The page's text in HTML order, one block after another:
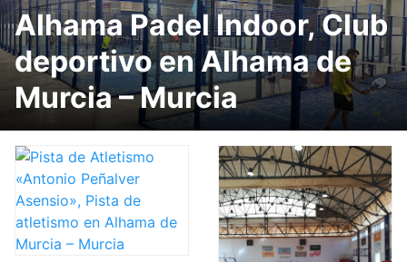
Alhama Padel Indoor, Club
deportivo en Alhama de
Murcia – Murcia